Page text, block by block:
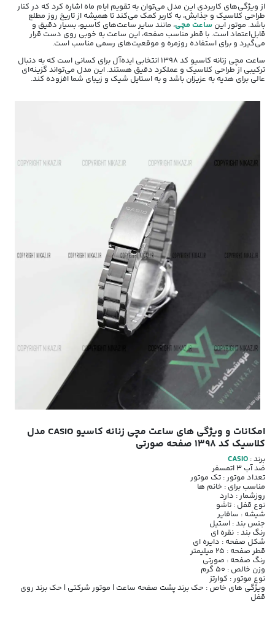
از ویژگی‌های کاربردی این مدل می‌توان به تقویم ایام ماه اشاره کرد که در کنار
طراحی کلاسیک و جذابش، به کاربر کمک می‌کند تا همیشه از تاریخ روز مطلع
باشد. موتور این ساعت مچی، مانند سایر ساعت‌های کاسیو، بسیار دقیق و
قابل‌اعتماد است. با قطر مناسب صفحه، این ساعت به خوبی روی دست قرار
می‌گیرد و برای استفاده روزمره و موقعیت‌های رسمی مناسب است.
ساعت مچی زنانه کاسیو کد 1398 انتخابی ایده‌آل برای کسانی است که به دنبال
ترکیبی از طراحی کلاسیک و عملکرد دقیق هستند. این مدل می‌تواند گزینه‌ای
عالی برای هدیه به عزیزان باشد و به استایل شیک و زیبای شما افزوده کند.
امکانات و ویژگی های ساعت مچی زنانه کاسیو CASIO مدل
کلاسیک کد 1398 صفحه صورتی
برند : CASIO
ضد آب 3 اتمسفر
تعداد موتور : تک موتور
مناسب برای : خانم ها
روزشمار : دارد
نوع قفل : تاشو
شیشه : سافایر
جنس بند : استیل
رنگ بند : نقره ای
شکل صفحه : دایره ای
قطر صفحه : 25 میلیمتر
رنگ صفحه : صورتی
وزن خالص : 50 گرم
نوع موتور : کوارتز
ویژگی های خاص : حک برند پشت صفحه ساعت | موتور شرکتی | حک برند روی
قفل